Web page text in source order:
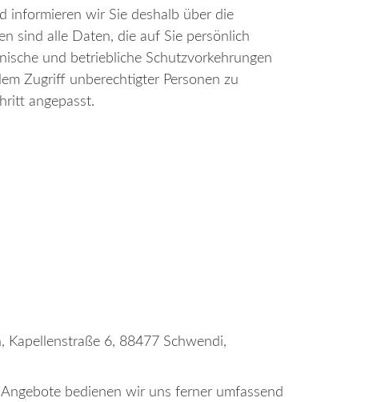
informieren wir Sie deshalb über die
sind alle Daten, die auf Sie persönlich
und betriebliche Schutzvorkehrungen
Zugriff unberechtigter Personen zu
angepasst.
6, 88477 Schwendi,
bedienen wir uns ferner umfassend